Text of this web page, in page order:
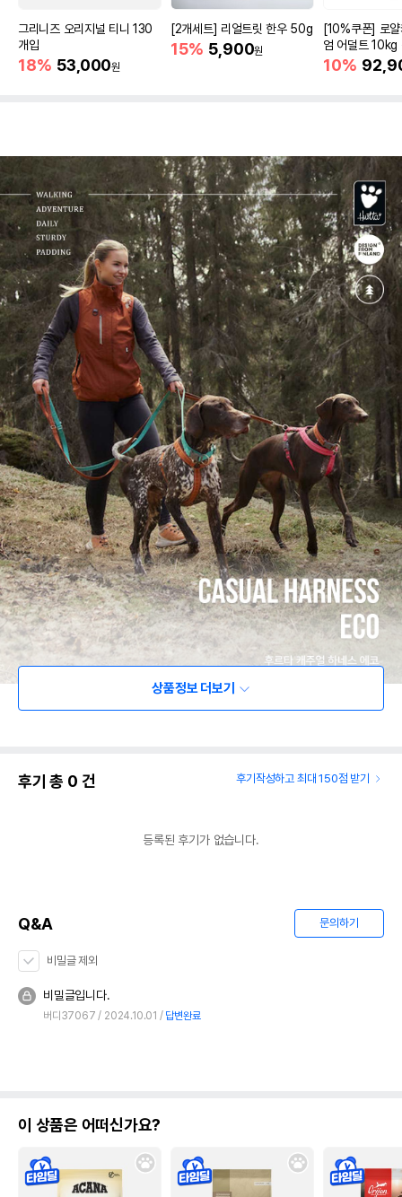
그리니즈 오리지널 티니 130
개입
18% 53,000원
[2개세트] 리얼트릿 한우 50g
15% 5,900원
[10%쿠폰] 로
엄 어덜트 10kg
증진
10%
상품정보 더보기
후기 총 0 건 후기작성하고 최대 150점 받기
등록된 후기가 없습니다.
Q&A 문의하기
비밀글 제외
비밀글입니다.
버디37067 2024.10.01 답변완료
이 상품은 어떠신가요?